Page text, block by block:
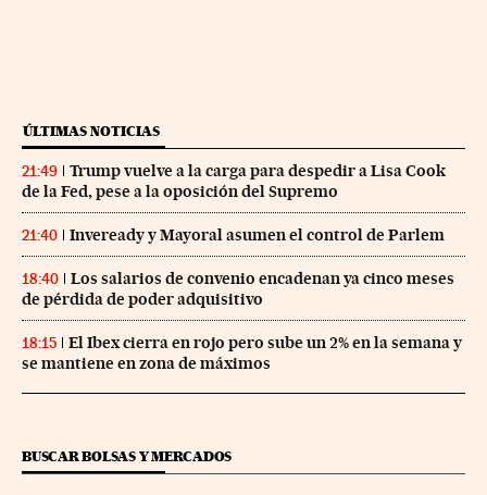
ÚLTIMAS NOTICIAS
21:49
Trump vuelve a la carga para despedir a Lisa Cook
de la Fed, pese a la oposición del Supremo
21:40 Inveready y Mayoral asumen el control de Parlem
18:40
Los salarios de convenio encadenan ya cinco meses
de pérdida de poder adquisitivo
18:15
El Ibex cierra en rojo pero sube un 2% en la semana y
se mantiene en zona de máximos
BUSCAR BOLSAS Y MERCADOS